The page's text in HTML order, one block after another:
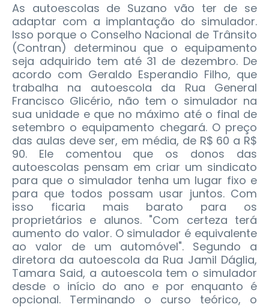
As autoescolas de Suzano vão ter de se
adaptar com a implantação do simulador.
Isso porque o Conselho Nacional de Trânsito
(Contran) determinou que o equipamento
seja adquirido tem até 31 de dezembro. De
acordo com Geraldo Esperandio Filho, que
trabalha na autoescola da Rua General
Francisco Glicério, não tem o simulador na
sua unidade e que no máximo até o final de
setembro o equipamento chegará. O preço
das aulas deve ser, em média, de R$ 60 a R$
90. Ele comentou que os donos das
autoescolas pensam em criar um sindicato
para que o simulador tenha um lugar fixo e
para que todos possam usar juntos. Com
isso ficaria mais barato para os
proprietários e alunos. "Com certeza terá
aumento do valor. O simulador é equivalente
ao valor de um automóvel". Segundo a
diretora da autoescola da Rua Jamil Dáglia,
Tamara Said, a autoescola tem o simulador
desde o início do ano e por enquanto é
opcional. Terminando o curso teórico, o